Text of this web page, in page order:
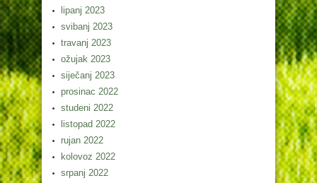
lipanj 2023
svibanj 2023
travanj 2023
ožujak 2023
siječanj 2023
prosinac 2022
studeni 2022
listopad 2022
rujan 2022
kolovoz 2022
srpanj 2022